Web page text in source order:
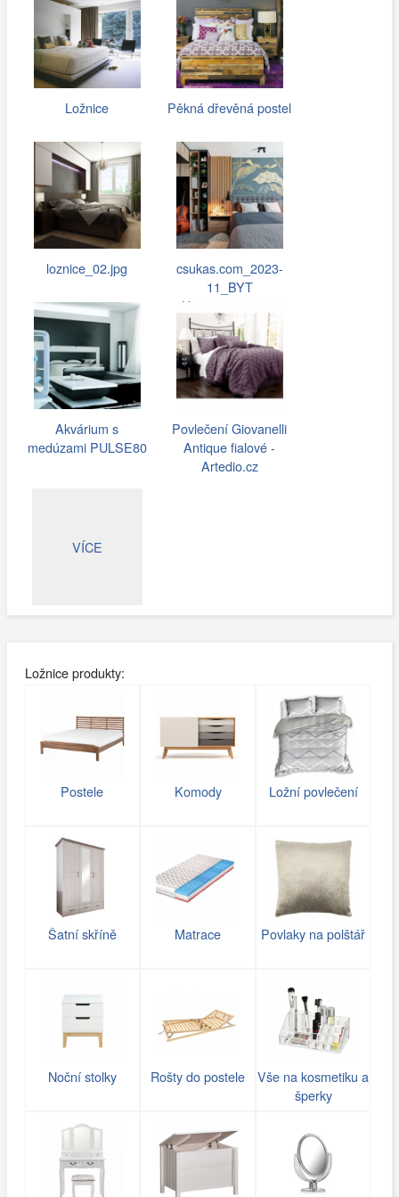
Ložnice Pěkná dřevěná postel
loznice_02.jpg
csukas.com_2023-
11_BYT
Hostivar_048.jpg
Akvárium s
medúzami PULSE80
Povlečení Giovanelli
Antique fialové -
Artedio.cz
VÍCE
Ložnice produkty:
Postele Komody Ložní povlečení
Šatní skříně Matrace Povlaky na polštář
Noční stolky Rošty do postele
Vše na kosmetiku a
šperky